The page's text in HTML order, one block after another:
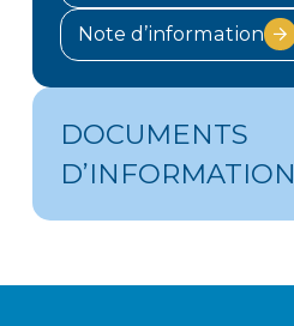
Note d’information
DOCUMENTS
D’INFORMATION